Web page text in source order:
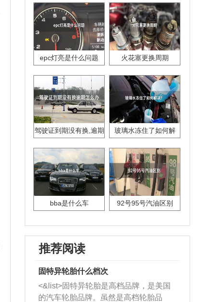
epc灯亮是什么问题 火花塞更换周期
驾驶证到期没有换,逾期
玻璃水冻住了如何解
bba是什么车 92号95号汽油区别
推荐阅读
固特异轮胎什么档次
<&list>固特异轮胎是高档品牌，是美国
的汽车轮胎品牌。虽然是高档轮胎品